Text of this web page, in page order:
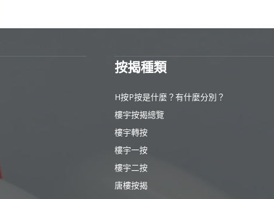
按揭種類
H按P按是什麼？有什麼分別？
樓宇按揭總覽
樓宇轉按
樓宇一按
樓宇二按
唐樓按揭